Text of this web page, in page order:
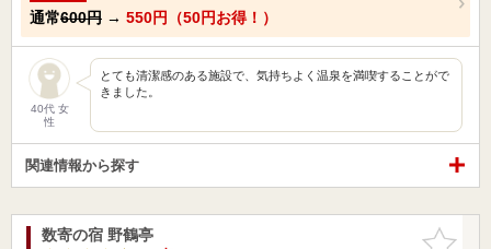
通常600円 → 550円（50円お得！）
40代 女
性
とても清潔感のある施設で、気持ちよく温泉を満喫することがで
きました。
関連情報から探す
お気に入
数寄の宿 野鶴亭